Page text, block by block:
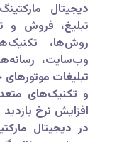
دیجیتال
تبلیغ، فروش و
روش‌ها،
وب‌سایت،
تبلیغات
و تکنیک‌های
افزایش نرخ
در دیجیتال